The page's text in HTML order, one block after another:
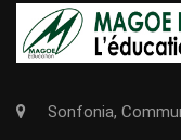
Sonfonia,